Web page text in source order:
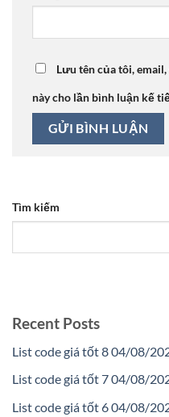
Lưu tên của tôi,
này cho lần bình luận kế
Tìm kiếm
Recent Posts
List code giá tốt 8 04/08/
List code giá tốt 7 04/08/
List code giá tốt 6 04/08/